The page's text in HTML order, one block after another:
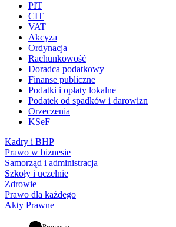
PIT
CIT
VAT
Akcyza
Ordynacja
Rachunkowość
Doradca podatkowy
Finanse publiczne
Podatki i opłaty lokalne
Podatek od spadków i darowizn
Orzeczenia
KSeF
Kadry i BHP
Prawo w biznesie
Samorząd i administracja
Szkoły i uczelnie
Zdrowie
Prawo dla każdego
Akty Prawne